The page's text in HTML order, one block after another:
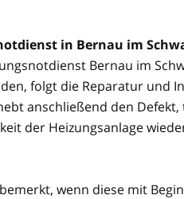
in Bernau im
Bernau im
folgt die Reparatur und
anschließend den
der Heizungsanlage
wenn diese mit